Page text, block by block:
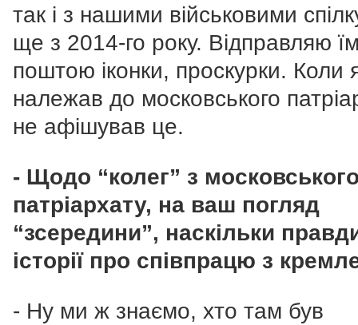
так і з нашими військовими
ще з 2014-го року. Відправляю
поштою іконки, проскурки. Коли
належав до московського
не афішував це.
- Щодо “колег” з
патріархату, на ваш погляд
“зсередини”, наскільки
історії про співпрацю з
- Ну ми ж знаємо, хто там був